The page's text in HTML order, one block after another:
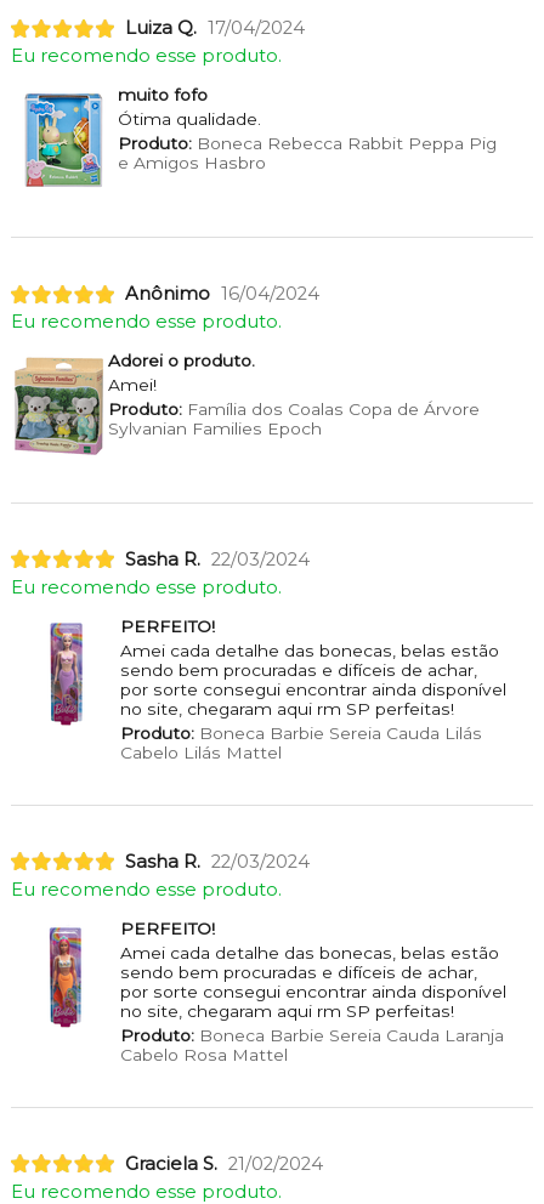
Luiza Q. 17/04/2024
Eu recomendo esse produto.
muito fofo
Ótima qualidade.
Produto:Boneca Rebecca Rabbit Peppa Pig
e Amigos Hasbro
Anônimo 16/04/2024
Eu recomendo esse produto.
Adorei o produto.
Amei!
Produto:Família dos Coalas Copa de Árvore
Sylvanian Families Epoch
Sasha R. 22/03/2024
Eu recomendo esse produto.
PERFEITO!
Amei cada detalhe das bonecas, belas estão
sendo bem procuradas e difíceis de achar,
por sorte consegui encontrar ainda disponível
no site, chegaram aqui rm SP perfeitas!
Produto:Boneca Barbie Sereia Cauda Lilás
Cabelo Lilás Mattel
Sasha R. 22/03/2024
Eu recomendo esse produto.
PERFEITO!
Amei cada detalhe das bonecas, belas estão
sendo bem procuradas e difíceis de achar,
por sorte consegui encontrar ainda disponível
no site, chegaram aqui rm SP perfeitas!
Produto:Boneca Barbie Sereia Cauda Laranja
Cabelo Rosa Mattel
Graciela S. 21/02/2024
Eu recomendo esse produto.